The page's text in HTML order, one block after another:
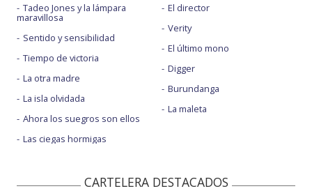
Tadeo Jones y la lámpara
maravillosa
Sentido y sensibilidad
Tiempo de victoria
La otra madre
La isla olvidada
Ahora los suegros son ellos
Las ciegas hormigas
El director
Verity
El último mono
Digger
Burundanga
La maleta
CARTELERA DESTACADOS